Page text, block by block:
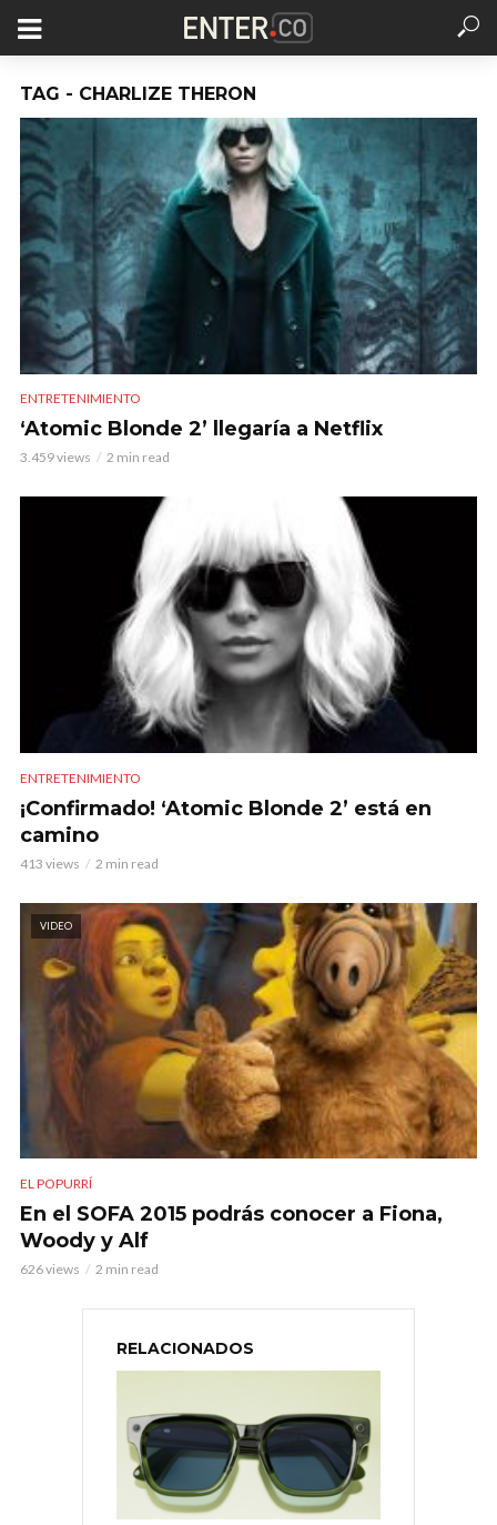
TAG - CHARLIZE THERON
ENTRETENIMIENTO
‘Atomic Blonde 2’ llegaría a Netflix
3.459 views 2 min read
ENTRETENIMIENTO
¡Confirmado! ‘Atomic Blonde 2’ está en
camino
413 views 2 min read
VIDEO
EL POPURRÍ
En el SOFA 2015 podrás conocer a Fiona,
Woody y Alf
626 views 2 min read
RELACIONADOS